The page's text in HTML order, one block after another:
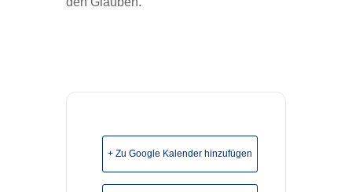
+ Zu Google Kalender hinzufügen